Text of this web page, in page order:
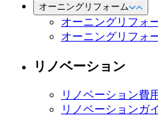
オーニングリフォーム
オーニングリフォ
オーニングリフォ
リノベーション
リノベーション費
リノベーションガ